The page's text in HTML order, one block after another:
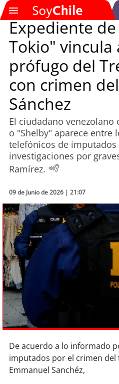
SOYTV
Podcast
Actualidad
Entretención
Economía
Tecnología
Sostenibilidad
soy chile
soy
iquique
soycalama
soy antofagasta
Expediente
Tokio" vincula
prófugo del
con crimen
Sánchez
El ciudadano venezolano
o "Shelby" aparece entre
telefónicos de imputados
investigaciones por
Ramírez.
09 de Junio de 2026 | 21:07
De acuerdo a lo informado
imputados por el crimen del
Emmanuel Sanchéz,